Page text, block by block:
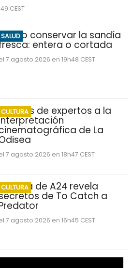
CEST
SALUD
Cómo conservar la sandía
entera o cortada
7 agosto 2026 en 19h48 CEST
CULTURA
Críticas de expertos a la
de La
7 agosto 2026 en 18h47 CEST
CULTURA
Película de A24 revela
de To Catch a
7 agosto 2026 en 16h45 CEST